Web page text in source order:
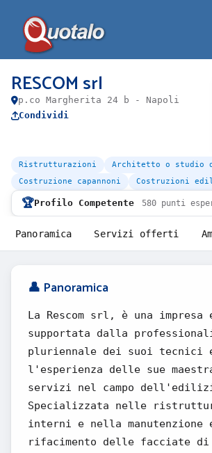
RESCOM srl
p.co Margherita 24 b - Napoli
Condividi
Ristrutturazioni
Architetto o studio
Costruzione capannoni
Costruzioni
🏆Profilo Competente 580 punti
Panoramica Servizi offerti
👤 Panoramica
La Rescom srl, è una
supportata dalla
pluriennale dei suoi tecnici
l'esperienza delle sue
servizi nel campo
Specializzata nelle
interni e nella manutenzione
rifacimento delle facciate di